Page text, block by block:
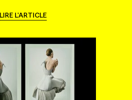
LIRE L'ARTICLE